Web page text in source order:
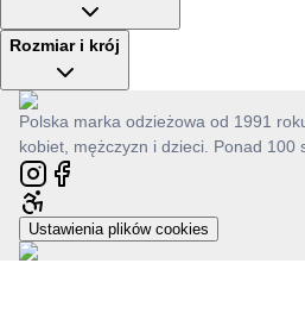
Rozmiar i krój
Polska marka odzieżowa od 1991
kobiet, mężczyzn i dzieci. Ponad 100
Ustawienia plików cookies